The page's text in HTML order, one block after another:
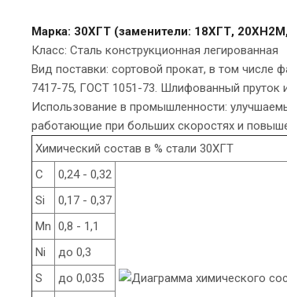
Марка: 30ХГТ (заменители: 18ХГТ,
Класс: Сталь конструкционная легированная
Вид поставки: сортовой прокат, в том
7417-75, ГОСТ 1051-73. Шлифованный
Использование в промышленности:
работающие при больших скоростях и
Химический состав в % стали 30ХГТ
C
0,24 - 0,32
Si
0,17 - 0,37
Mn 0,8 - 1,1
Ni
до 0,3
S
до 0,035